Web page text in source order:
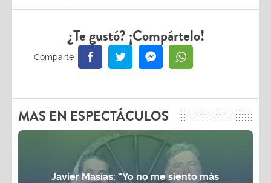
¿Te gustó? ¡Compártelo!
MAS EN ESPECTÁCULOS
Javier Masías: “Yo no me siento más